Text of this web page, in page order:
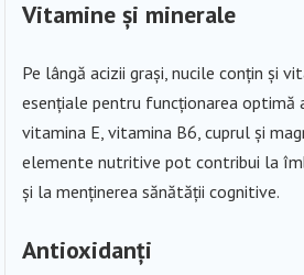
Vitamine și minerale
Pe lângă acizii grași, nucile conțin și
esențiale pentru funcționarea optimă
vitamina E, vitamina B6, cuprul și
elemente nutritive pot contribui la
și la menținerea sănătății cognitive.
Antioxidanți